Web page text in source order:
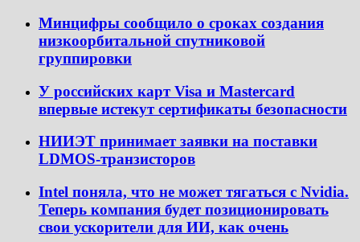
Минцифры сообщило о сроках создания
низкоорбитальной спутниковой
группировки
У российских карт Visa и Mastercard
впервые истекут сертификаты безопасности
НИИЭТ принимает заявки на поставки
LDMOS-транзисторов
Intel поняла, что не может тягаться с Nvidia.
Теперь компания будет позиционировать
свои ускорители для ИИ, как очень